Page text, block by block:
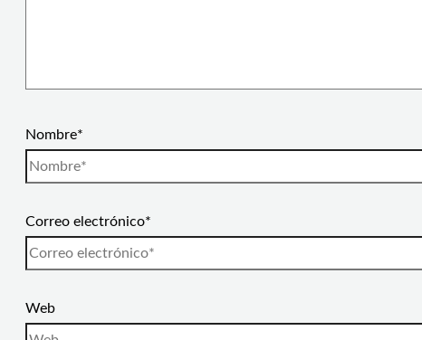
Nombre*
Correo electrónico*
Web